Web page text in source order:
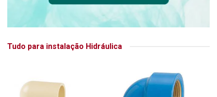
Tudo para instalação Hidráulica